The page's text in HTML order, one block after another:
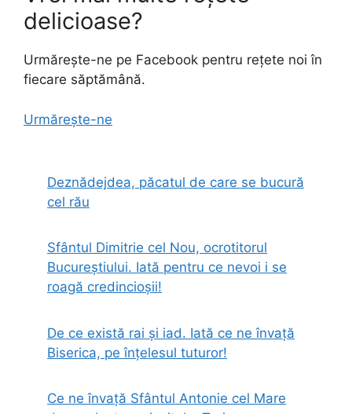
delicioase?
Urmărește-ne pe Facebook pentru rețete noi în
fiecare săptămână.
Urmărește-ne
Deznădejdea, păcatul de care se bucură
cel rău
Sfântul Dimitrie cel Nou, ocrotitorul
Bucureștiului. Iată pentru ce nevoi i se
roagă credincioșii!
De ce există rai și iad. Iată ce ne învață
Biserica, pe înțelesul tuturor!
Ce ne învață Sfântul Antonie cel Mare